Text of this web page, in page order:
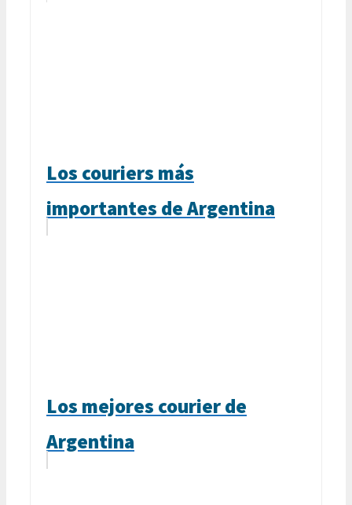
Los couriers más
importantes de Argentina
Los mejores courier de
Argentina